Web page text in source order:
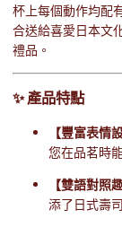
杯上每個動作均配
合送給喜愛日本文
禮品。
✨ 產品特點
【豐富表情
您在品茗時
【雙語對照
添了日式壽